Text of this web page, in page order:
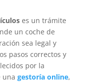
es un trámite
un coche de
sea legal y
pasos correctos y
por la
una gestoría online,